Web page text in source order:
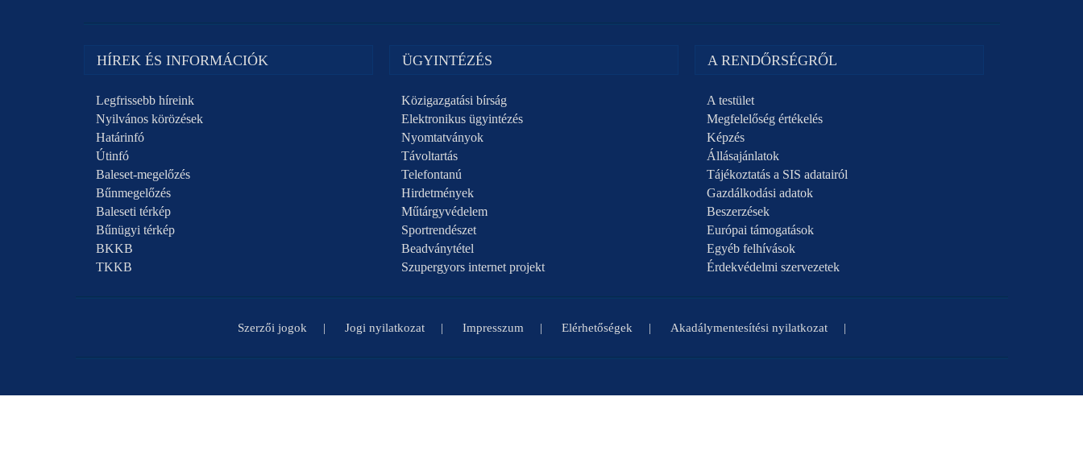
HÍREK ÉS INFORMÁCIÓK
Legfrissebb híreink
Nyilvános körözések
Határinfó
Útinfó
Baleset-megelőzés
Bűnmegelőzés
Baleseti térkép
Bűnügyi térkép
BKKB
TKKB
ÜGYINTÉZÉS
Közigazgatási bírság
Elektronikus ügyintézés
Nyomtatványok
Távoltartás
Telefontanú
Hirdetmények
Műtárgyvédelem
Sportrendészet
Beadványtétel
Szupergyors internet projekt
A RENDŐRSÉGRŐL
A testület
Megfelelőség értékelés
Képzés
Állásajánlatok
Tájékoztatás a SIS adatairól
Gazdálkodási adatok
Beszerzések
Európai támogatások
Egyéb felhívások
Érdekvédelmi szervezetek
Szerzői jogok Jogi nyilatkozat Impresszum Elérhetőségek Akadálymentesítési nyilatkozat